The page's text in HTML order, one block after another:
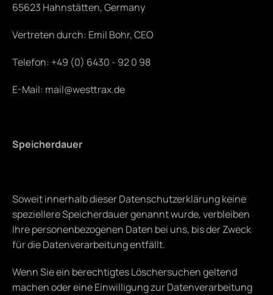
65623 Hahnstätten, Germany
Vertreten durch: Emil Bohr, CEO
Telefon: +49 (0) 6430 - 92 0 98
E-Mail: mail@westtrax.de
Speicherdauer
Soweit innerhalb dieser Datenschutzerklärung keine
speziellere Speicherdauer genannt wurde, verbleiben
Ihre personenbezogenen Daten bei uns, bis der Zweck
für die Datenverarbeitung entfällt.
Wenn Sie ein berechtigtes Löschersuchen geltend
machen oder eine Einwilligung zur Datenverarbeitung